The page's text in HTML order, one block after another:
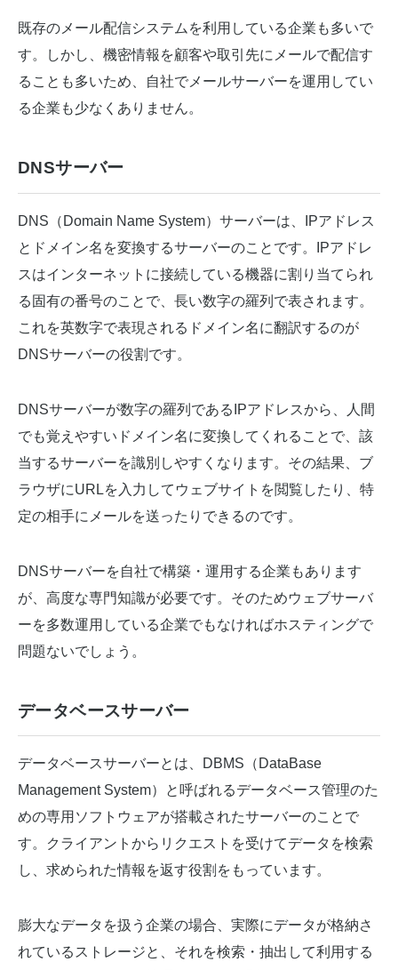
既存のメール配信システムを利用している企業も多いで
す。しかし、機密情報を顧客や取引先にメールで配信す
ることも多いため、自社でメールサーバーを運用してい
る企業も少なくありません。
DNSサーバー
DNS（Domain Name System）サーバーは、IPアドレス
とドメイン名を変換するサーバーのことです。IPアドレ
スはインターネットに接続している機器に割り当てられ
る固有の番号のことで、長い数字の羅列で表されます。
これを英数字で表現されるドメイン名に翻訳するのが
DNSサーバーの役割です。
DNSサーバーが数字の羅列であるIPアドレスから、人間
でも覚えやすいドメイン名に変換してくれることで、該
当するサーバーを識別しやすくなります。その結果、ブ
ラウザにURLを入力してウェブサイトを閲覧したり、特
定の相手にメールを送ったりできるのです。
DNSサーバーを自社で構築・運用する企業もあります
が、高度な専門知識が必要です。そのためウェブサーバ
ーを多数運用している企業でもなければホスティングで
問題ないでしょう。
データベースサーバー
データベースサーバーとは、DBMS（DataBase
Management System）と呼ばれるデータベース管理のた
めの専用ソフトウェアが搭載されたサーバーのことで
す。クライアントからリクエストを受けてデータを検索
し、求められた情報を返す役割をもっています。
膨大なデータを扱う企業の場合、実際にデータが格納さ
れているストレージと、それを検索・抽出して利用する